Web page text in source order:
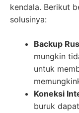
kendala. Berikut
solusinya:
Backup
mungkin
untuk
Koneksi
buruk